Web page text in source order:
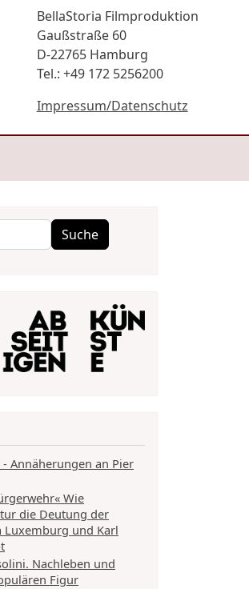
BellaStoria Filmproduktion
Gaußstraße 60
D-22765 Hamburg
Tel.: +49 172 5256200
Impressum/Datenschutz
Suche
Annäherungen an Pier
Wie
die Deutung der
Luxemburg und Karl
Nachleben und
Figur